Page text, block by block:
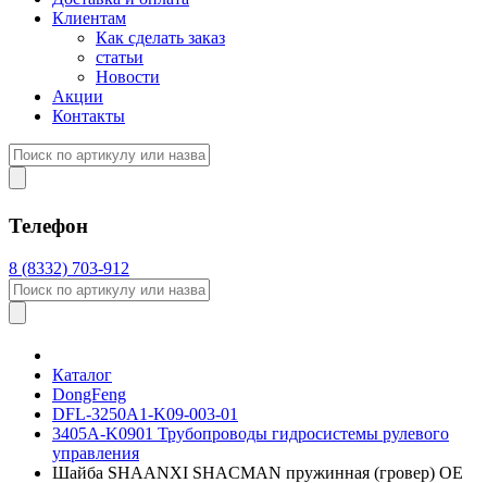
Клиентам
Как сделать заказ
статьи
Новости
Акции
Контакты
Телефон
8 (8332) 703-912
Каталог
DongFeng
DFL-3250A1-K09-003-01
3405A-K0901 Трубопроводы гидросистемы рулевого
управления
Шайба SHAANXI SHACMAN пружинная (гровер) OE